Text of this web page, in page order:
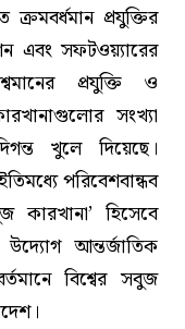
প্রযুক্তির
এবং সফটওয়্যারের
প্রযুক্তি ও
সংখ্যা
খুলে দিয়েছে।
পরিবেশবান্ধব
হিসেবে
আন্তর্জাতিক
বিশ্বের সবুজ